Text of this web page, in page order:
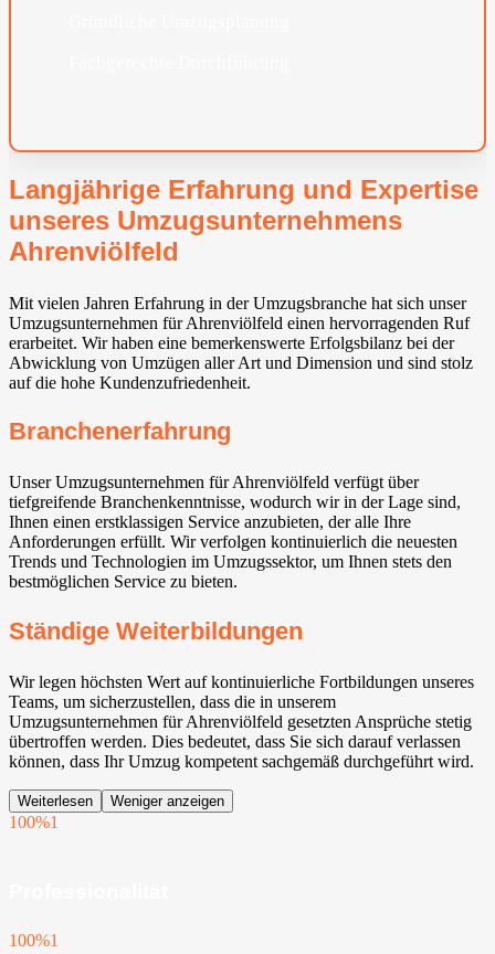
Langjährige Erfahrung und Expertise
unseres Umzugsunternehmens
Ahrenviölfeld
Mit vielen Jahren Erfahrung in der Umzugsbranche hat sich unser
Umzugsunternehmen für Ahrenviölfeld einen hervorragenden Ruf
erarbeitet. Wir haben eine bemerkenswerte Erfolgsbilanz bei der
Abwicklung von Umzügen aller Art und Dimension und sind stolz
auf die hohe Kundenzufriedenheit.
Branchenerfahrung
Unser Umzugsunternehmen für Ahrenviölfeld verfügt über
tiefgreifende Branchenkenntnisse, wodurch wir in der Lage sind,
Ihnen einen erstklassigen Service anzubieten, der alle Ihre
Anforderungen erfüllt. Wir verfolgen kontinuierlich die neuesten
Trends und Technologien im Umzugssektor, um Ihnen stets den
bestmöglichen Service zu bieten.
Ständige Weiterbildungen
Wir legen höchsten Wert auf kontinuierliche Fortbildungen unseres
Teams, um sicherzustellen, dass die in unserem
Umzugsunternehmen für Ahrenviölfeld gesetzten Ansprüche stetig
übertroffen werden. Dies bedeutet, dass Sie sich darauf verlassen
können, dass Ihr Umzug kompetent sachgemäß durchgeführt wird.
Weiterlesen Weniger anzeigen
100%1
100%1